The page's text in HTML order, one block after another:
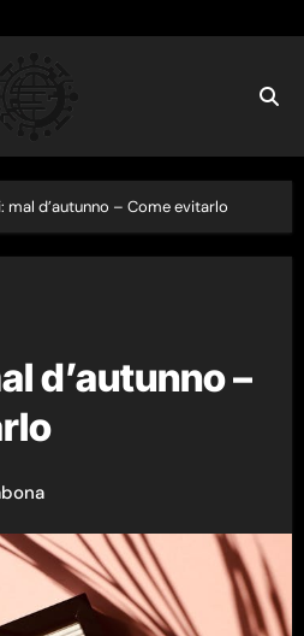
mal d’autunno – Come evitarlo
d’autunno –